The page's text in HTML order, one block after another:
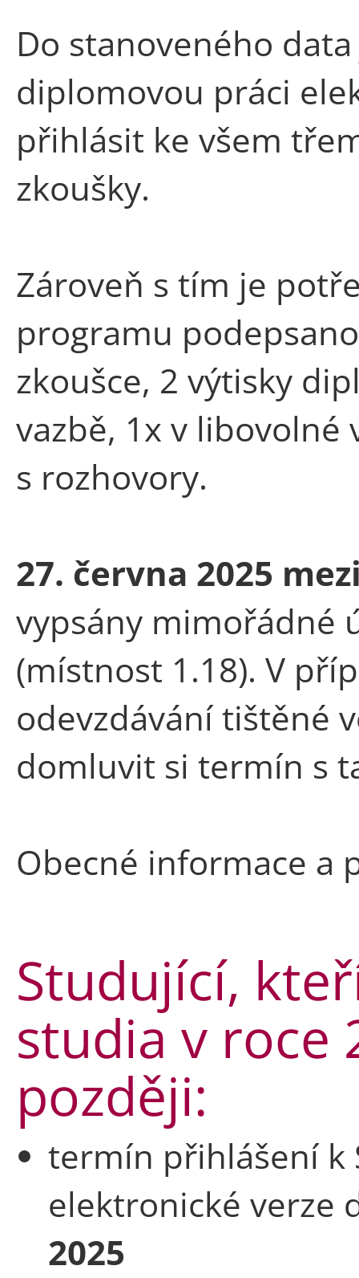
Do stanoveného
diplomovou práci
přihlásit ke všem
zkoušky.
Zároveň s tím je
programu
zkoušce, 2 výtisky
vazbě, 1x v libovolné
s rozhovory.
27. června 2025
vypsány mimořádné
(místnost 1.18). V
odevzdávání tištěné
domluvit si termín s
Obecné informace a
Studující,
studia v roce
později:
termín přihlášení k
elektronické verze
2025